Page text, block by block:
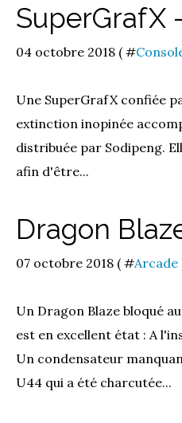
SuperGrafX
04 octobre 2018 ( #
Une SuperGrafX confiée
extinction inopinée
distribuée par Sodipeng.
afin d'être...
Dragon
07 octobre 2018 ( #Arcade
Un Dragon Blaze bloqué
est en excellent état : A
Un condensateur
U44 qui a été charcutée...